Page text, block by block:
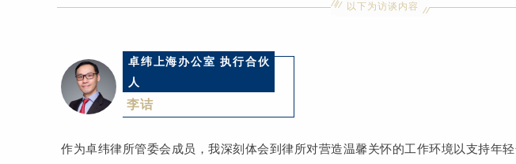
以下为访谈内容
卓纬上海办公室 执行合伙
人
李诘
作为卓纬律所管委会成员，我深刻体会到律所对营造温馨关怀的工作环境以支持年轻